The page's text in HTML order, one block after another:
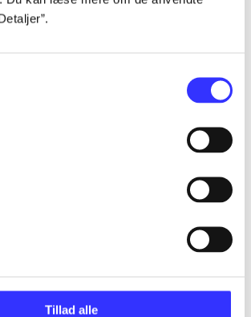
Tillad alle
artikler fordelt på udgivelser